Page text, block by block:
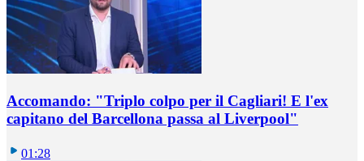
Accomando: "Triplo colpo per il Cagliari! E l'ex
capitano del Barcellona passa al Liverpool"
01:28